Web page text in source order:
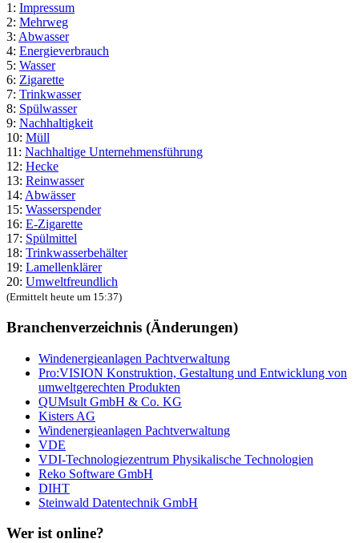
1: Impressum
2: Mehrweg
3: Abwasser
4: Energieverbrauch
5: Wasser
6: Zigarette
7: Trinkwasser
8: Spülwasser
9: Nachhaltigkeit
10: Müll
11: Nachhaltige Unternehmensführung
12: Hecke
13: Reinwasser
14: Abwässer
15: Wasserspender
16: E-Zigarette
17: Spülmittel
18: Trinkwasserbehälter
19: Lamellenklärer
20: Umweltfreundlich
(Ermittelt heute um 15:37)
Branchenverzeichnis (Änderungen)
Windenergieanlagen Pachtverwaltung
Pro:VISION Konstruktion, Gestaltung und Entwicklung von
umweltgerechten Produkten
QUMsult GmbH & Co. KG
Kisters AG
Windenergieanlagen Pachtverwaltung
VDE
VDI-Technologiezentrum Physikalische Technologien
Reko Software GmbH
DIHT
Steinwald Datentechnik GmbH
Wer ist online?